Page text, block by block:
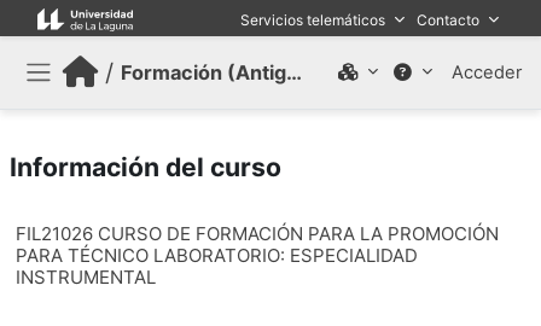
Salta al contenido principal Servicios telemáticos Contacto
/ Formación (Antiguo) Acceder
Información del curso
FIL21026 CURSO DE FORMACIÓN PARA LA PROMOCIÓN
PARA TÉCNICO LABORATORIO: ESPECIALIDAD
INSTRUMENTAL